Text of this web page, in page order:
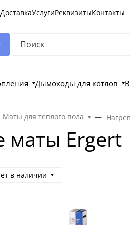
ДоставкаУслугиРеквизитыКонтакты
Дымоходы для котлов
Маты для теплого пола
маты Ergert
в наличии